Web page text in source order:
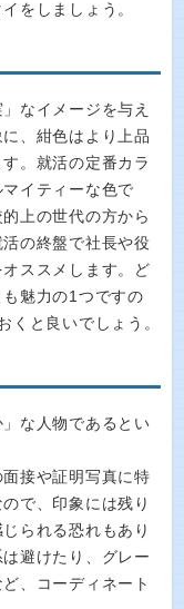
をしましょう。
なイメージを与え
、紺色はより上品
。就活の定番カラ
イティーな色で
上の世代の方から
の終盤で社長や役
ススメします。ど
魅力の1つですの
くと良いでしょう。
な人物であるとい
接や証明写真に特
で、印象には残り
られる恐れもあり
避けたり、グレー
、コーディネート